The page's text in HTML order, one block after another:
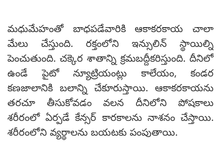
మధుమేహంతో బాధపడేవారికి ఆకాకరకాయ చాలా
మేలు చేస్తుంది. రక్తంలోని ఇన్సులిన్ స్థాయిల్ని
పెంచుతుంది. చక్కెర శాతాన్ని క్రమబద్దీకరిస్తుంది. దీనిలో
ఉండే పైటో న్యూట్రియంట్లు కాలేయం, కండర
కణజాలానికి బలాన్ని చేకూరుస్తాయి. ఆకాకరకాయను
తరచూ తీసుకోవడం వలన దీనిలోని పోషకాలు
శరీరంలో ఏర్పడే కేన్సర్ కారకాలను నాశనం చేస్తాయి.
శరీరంలోని వ్యర్థాలను బయటకు పంపుతాయి.